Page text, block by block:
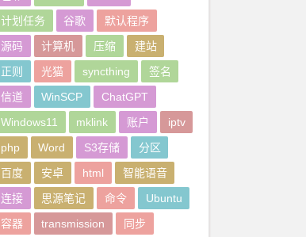
计划任务
谷歌
默认程序
源码
计算机 压缩
建站
正则
光猫 syncthing
签名
信道
WinSCP
ChatGPT
Windows11
mklink 账户
iptv
php
Word S3存储
分区
百度
安卓 html
智能语音
连接
思源笔记 命令
Ubuntu
容器
transmission
同步